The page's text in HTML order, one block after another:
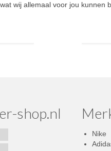
wij allemaal voor jou kunnen
shop.nl
Nike